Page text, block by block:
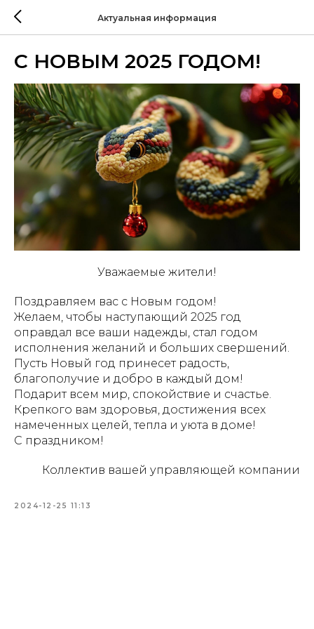
Актуальная информация
С НОВЫМ 2025 ГОДОМ!
Уважаемые жители!
Поздравляем вас с Новым годом!
Желаем, чтобы наступающий 2025 год
оправдал все ваши надежды, стал годом
исполнения желаний и больших свершений.
Пусть Новый год принесет радость,
благополучие и добро в каждый дом!
Подарит всем мир, спокойствие и счастье.
Крепкого вам здоровья, достижения всех
намеченных целей, тепла и уюта в доме!
С праздником!
Коллектив вашей управляющей компании
2024-12-25 11:13